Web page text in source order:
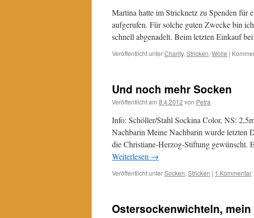
Martina hatte im Stricknetz zu Spenden für
aufgerufen. Für solche guten Zwecke bin
schnell abgenadelt. Beim letzten Einkauf
Veröffentlicht unterCharity, Stricken, Wolle |
Und noch mehr Socken
Veröffentlicht am 8.4.2012 von Petra
Info: Schöller/Stahl Sockina Color, NS:
Nachbarin Meine Nachbarin wurde letzten
die Christiane-Herzog-Stiftung gewünscht.
Weiterlesen →
Veröffentlicht unterSocken, Stricken | 1 Kommentar
Ostersockenwichteln, mein